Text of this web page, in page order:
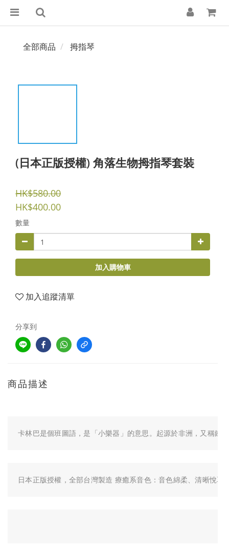
全部商品 拇指琴
(日本正版授權) 角落生物拇指琴套裝
HK$580.00
HK$400.00
數量
加入購物車
加入追蹤清單
分享到
商品描述
卡林巴是個班圖語，是「小樂器」的意思。起源於非洲，又稱鐵
日本正版授權，全部台灣製造 療癒系音色：音色綿柔、清晰悅